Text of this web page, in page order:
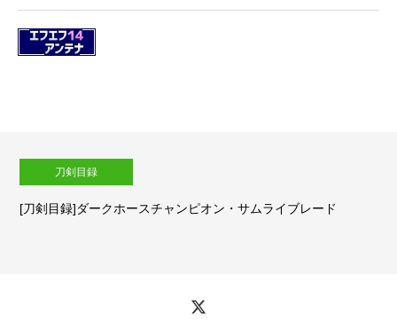
刀剣目録
[刀剣目録]ダークホースチャンピオン・サムライブレード